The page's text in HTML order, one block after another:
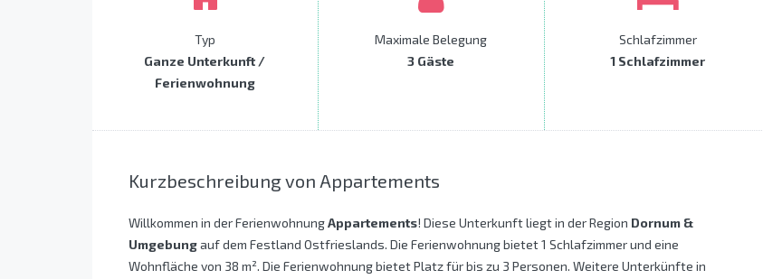
Typ
Ganze Unterkunft /
Ferienwohnung
Maximale Belegung
3 Gäste
Schlafzimmer
1 Schlafzimmer
Kurzbeschreibung von Appartements
Willkommen in der FerienwohnungAppartements! Diese Unterkunft liegt in der Region Dornum &
Umgebungauf dem Festland Ostfrieslands. Die Ferienwohnung bietet 1 Schlafzimmer und eine
Wohnfläche von 38 m². Die Ferienwohnung bietet Platz für bis zu 3 Personen. Weitere Unterkünfte in